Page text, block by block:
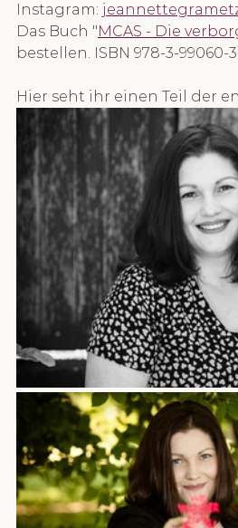
Instagram:
Das Buch " MCAS - Die
bestellen. ISBN 978-3-99060-
Hier seht ihr einen Teil der